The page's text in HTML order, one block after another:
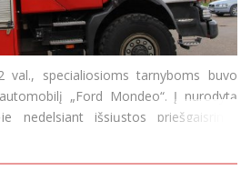
val., specialiosioms tarnyboms buvo
„Ford Mondeo“. Į nurodytą
nedelsiant išsiųstos priešgaisrinės
Atvykus ugniagesiams paaiškėjo, kad